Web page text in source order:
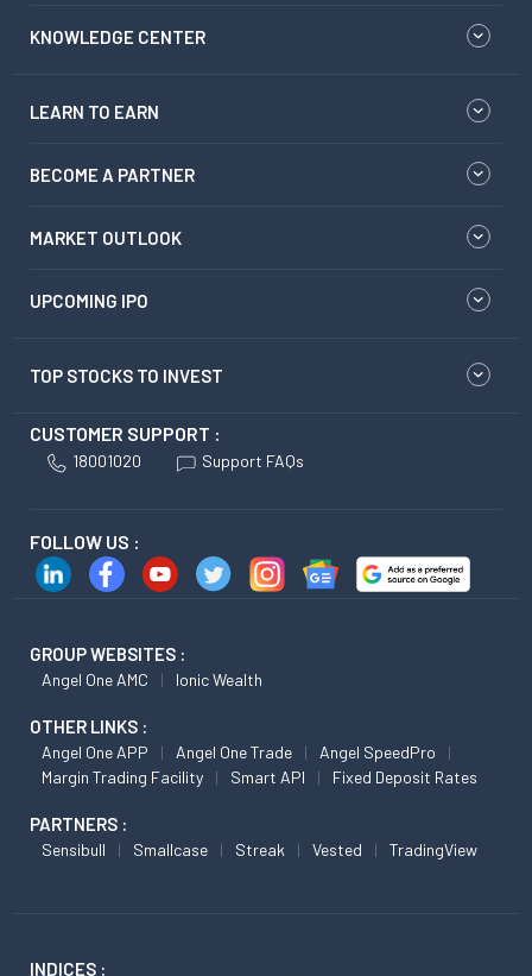
KNOWLEDGE CENTER
LEARN TO EARN
BECOME A PARTNER
MARKET OUTLOOK
UPCOMING IPO
TOP STOCKS TO INVEST
CUSTOMER SUPPORT :
18001020 Support FAQs
FOLLOW US :
GROUP WEBSITES :
Angel One AMC Ionic Wealth
OTHER LINKS :
Angel One APP Angel One Trade
Angel SpeedPro
Margin Trading Facility
Smart API Fixed Deposit Rates
PARTNERS :
Sensibull Smallcase Streak Vested TradingView
INDICES :